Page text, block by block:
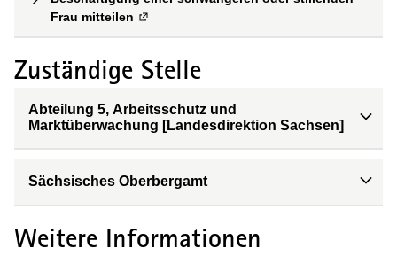
Frau mitteilen Externe Verlinkung
Zuständige Stelle
Abteilung 5, Arbeitsschutz und
Marktüberwachung [Landesdirektion Sachsen]
Sächsisches Oberbergamt
Weitere Informationen